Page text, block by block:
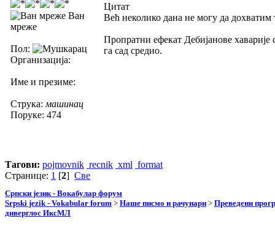
Ван
мреже
Пол:
Организација:
Име и презиме:
Струка: машинац
Поруке: 474
Цитат
Већ неколико дана не могу да дохватим
Пропратни ефекат Дебијанове
га сад средио.
Тагови: pojmovnik recnik xml format
Странице: 1 [2] Све
Српски језик - Вокабулар форум
Srpski jezik - Vokabular forum > Наше писмо и рачунари > Преведени
диверглос ИксМЛ